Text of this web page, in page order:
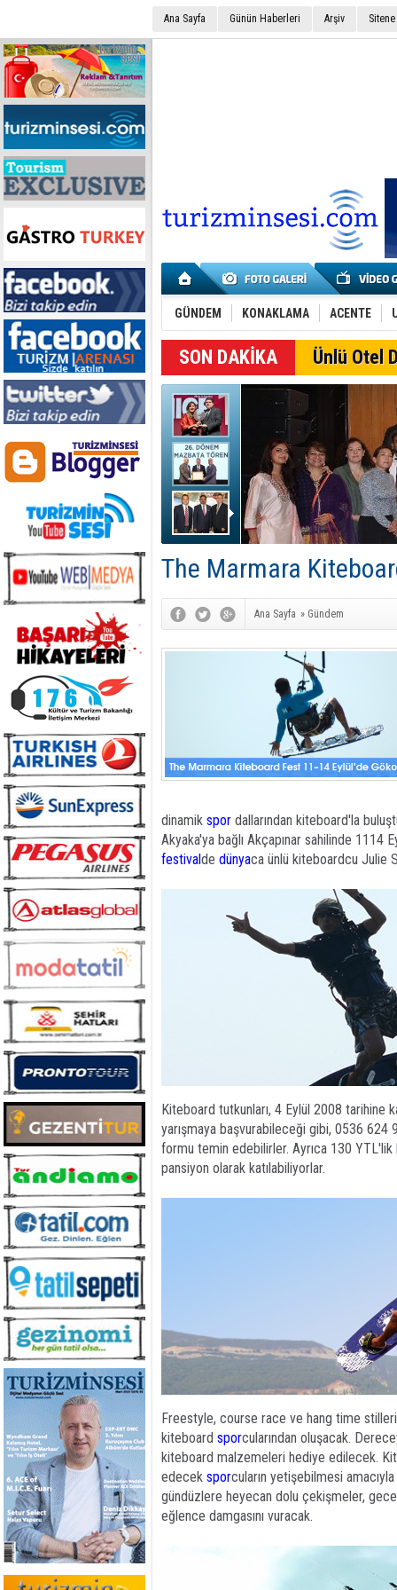
Ana Sayfa Günün Haberleri Arşiv
GÜNDEM KONAKLAMA ACENTE
SON DAKİKA Ünlü Otel
The Marmara
Ana Sayfa » Gündem
dinamik spor dallarından kiteboard'la
Akyaka'ya bağlı Akçapınar sahilinde 1114
festivalde dünyaca ünlü kiteboardcu Julie
Kiteboard tutkunları, 4 Eylül 2008 tarihine
yarışmaya başvurabileceği gibi, 0536 624
formu temin edebilirler. Ayrıca 130
pansiyon olarak katılabiliyorlar.
Freestyle, course race ve hang time
kiteboard sporcularından oluşacak.
kiteboard malzemeleri hediye edilecek.
edecek sporcuların yetişebilmesi
gündüzlere heyecan dolu çekişmeler,
eğlence damgasını vuracak.
Mudurnu’da
Yıldızı Tire Halk